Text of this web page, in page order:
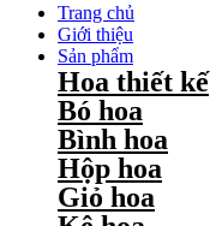
Trang chủ
Giới thiệu
Sản phẩm
Hoa thiết kế
Bó hoa
Bình hoa
Hộp hoa
Giỏ hoa